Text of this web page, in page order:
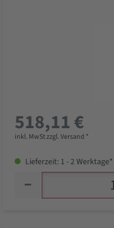
518,11 €
inkl. MwSt zzgl. Versand *
Lieferzeit: 1 - 2 Werktage*